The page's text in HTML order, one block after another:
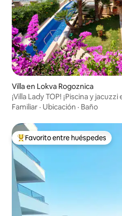
Villa en Lokva Rogoznica
¡Villa Lady TOP! ¡Piscina y jacuzzi
Familiar · Ubicación · Baño
Favorito entre huéspedes
Favorito entre huéspedes